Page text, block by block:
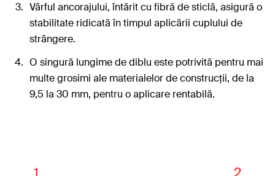
Vârful ancorajului, întărit cu fibră de sticlă, asigură o
stabilitate ridicată în timpul aplicării cuplului de
strângere.
O singură lungime de diblu este potrivită pentru mai
multe grosimi ale materialelor de construcții, de la
9,5 la 30 mm, pentru o aplicare rentabilă.